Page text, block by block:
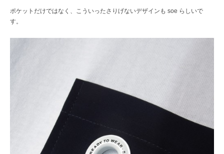
ポケットだけではなく、こういったさりげないデザインも soe らしいで
す。